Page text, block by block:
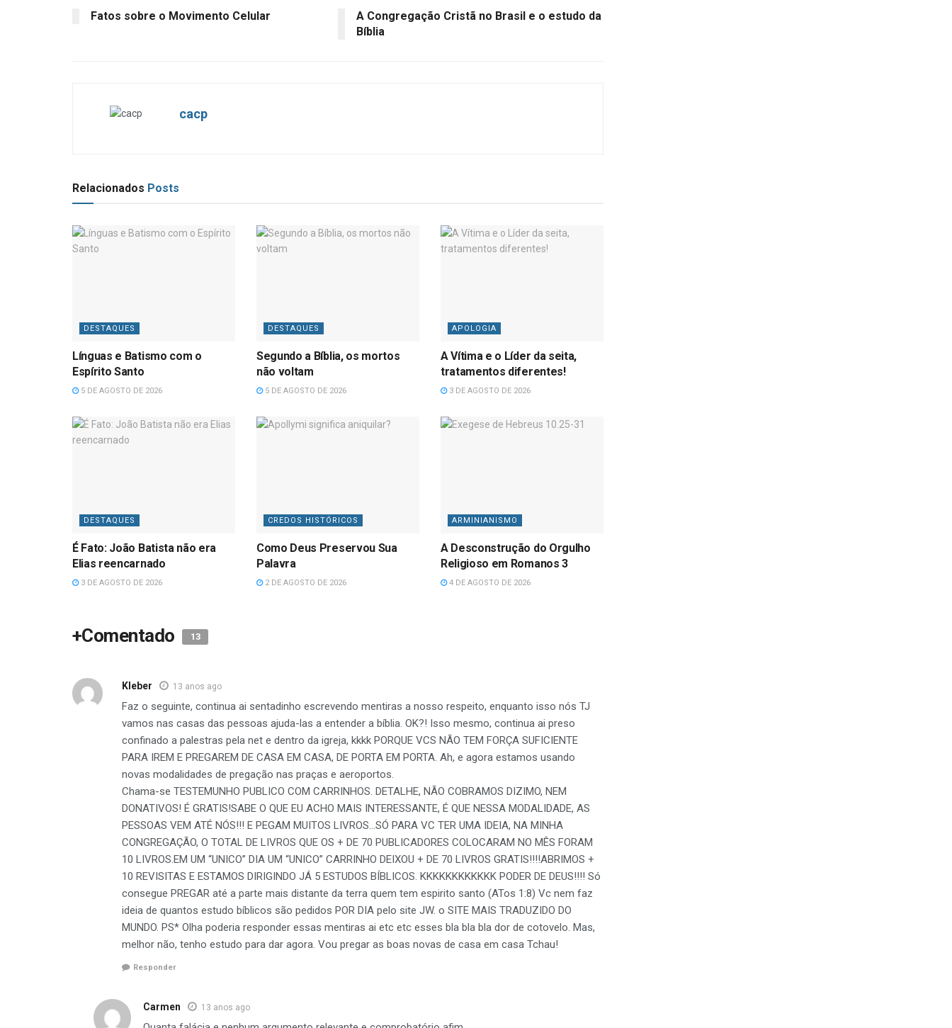
Fatos sobre o Movimento Celular
A Congregação Cristã no Brasil e o estudo da
Bíblia
cacp
Relacionados Posts
DESTAQUES
Línguas e Batismo com o
Espírito Santo
5 DE AGOSTO DE 2026
DESTAQUES
Segundo a Bíblia, os mortos
não voltam
5 DE AGOSTO DE 2026
APOLOGIA
A Vítima e o Líder da seita,
tratamentos diferentes!
3 DE AGOSTO DE 2026
DESTAQUES
É Fato: João Batista não era
Elias reencarnado
3 DE AGOSTO DE 2026
CREDOS HISTÓRICOS
Como Deus Preservou Sua
Palavra
2 DE AGOSTO DE 2026
ARMINIANISMO
A Desconstrução do Orgulho
Religioso em Romanos 3
4 DE AGOSTO DE 2026
+Comentado 13
Kleber 13 anos ago
Faz o seguinte, continua ai sentadinho escrevendo mentiras a nosso respeito, enquanto isso nós TJ
vamos nas casas das pessoas ajuda-las a entender a bíblia. OK?! Isso mesmo, continua ai preso
confinado a palestras pela net e dentro da igreja, kkkk PORQUE VCS NÃO TEM FORÇA SUFICIENTE
PARA IREM E PREGAREM DE CASA EM CASA, DE PORTA EM PORTA. Ah, e agora estamos usando
novas modalidades de pregação nas praças e aeroportos.
Chama-se TESTEMUNHO PUBLICO COM CARRINHOS. DETALHE, NÃO COBRAMOS DIZIMO, NEM
DONATIVOS! É GRATIS!SABE O QUE EU ACHO MAIS INTERESSANTE, É QUE NESSA MODALIDADE, AS
PESSOAS VEM ATÉ NÓS!!! E PEGAM MUITOS LIVROS…SÓ PARA VC TER UMA IDEIA, NA MINHA
CONGREGAÇÃO, O TOTAL DE LIVROS QUE OS + DE 70 PUBLICADORES COLOCARAM NO MÊS FORAM
10 LIVROS.EM UM “UNICO” DIA UM “UNICO” CARRINHO DEIXOU + DE 70 LIVROS GRATIS!!!!ABRIMOS +
10 REVISITAS E ESTAMOS DIRIGINDO JÁ 5 ESTUDOS BÍBLICOS. KKKKKKKKKKKK PODER DE DEUS!!!! Só
consegue PREGAR até a parte mais distante da terra quem tem espirito santo (ATos 1:8) Vc nem faz
ideia de quantos estudo bíblicos são pedidos POR DIA pelo site JW. o SITE MAIS TRADUZIDO DO
MUNDO. PS* Olha poderia responder essas mentiras ai etc etc esses bla bla bla dor de cotovelo. Mas,
melhor não, tenho estudo para dar agora. Vou pregar as boas novas de casa em casa Tchau!
Responder
Carmen 13 anos ago